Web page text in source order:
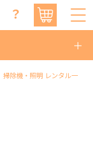
？
掃除機・照明 レンタル一